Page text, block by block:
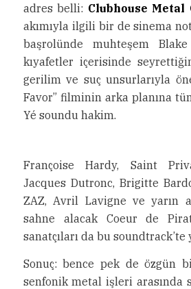
adres belli: Clubhouse Metal
akımıyla ilgili bir de sinema
başrolünde muhteşem
kıyafetler içerisinde
gerilim ve suç unsurlarıyla
Favor” filminin arka planına
Yé soundu hakim.
Françoise Hardy, Saint
Jacques Dutronc, Brigitte
ZAZ, Avril Lavigne ve yarın
sahne alacak Coeur de
sanatçıları da bu soundtrack’te
Sonuç: bence pek de özgün
senfonik metal işleri arasında